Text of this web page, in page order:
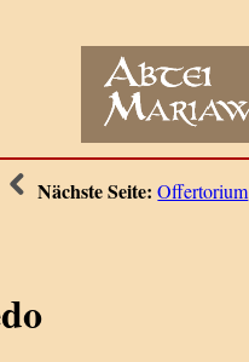
Nächste Seite: Offertorium